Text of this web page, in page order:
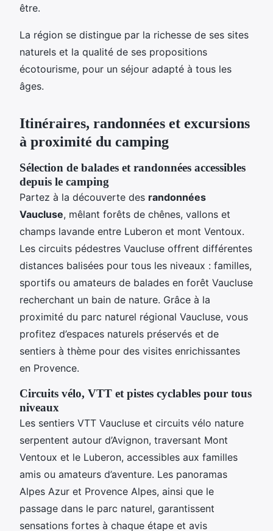
être.
La région se distingue par la richesse de ses sites
naturels et la qualité de ses propositions
écotourisme, pour un séjour adapté à tous les
âges.
Itinéraires, randonnées et excursions
à proximité du camping
Sélection de balades et randonnées accessibles
depuis le camping
Partez à la découverte des randonnées
Vaucluse, mêlant forêts de chênes, vallons et
champs lavande entre Luberon et mont Ventoux.
Les circuits pédestres Vaucluse offrent différentes
distances balisées pour tous les niveaux : familles,
sportifs ou amateurs de balades en forêt Vaucluse
recherchant un bain de nature. Grâce à la
proximité du parc naturel régional Vaucluse, vous
profitez d’espaces naturels préservés et de
sentiers à thème pour des visites enrichissantes
en Provence.
Circuits vélo, VTT et pistes cyclables pour tous
niveaux
Les sentiers VTT Vaucluse et circuits vélo nature
serpentent autour d’Avignon, traversant Mont
Ventoux et le Luberon, accessibles aux familles
amis ou amateurs d’aventure. Les panoramas
Alpes Azur et Provence Alpes, ainsi que le
passage dans le parc naturel, garantissent
sensations fortes à chaque étape et avis